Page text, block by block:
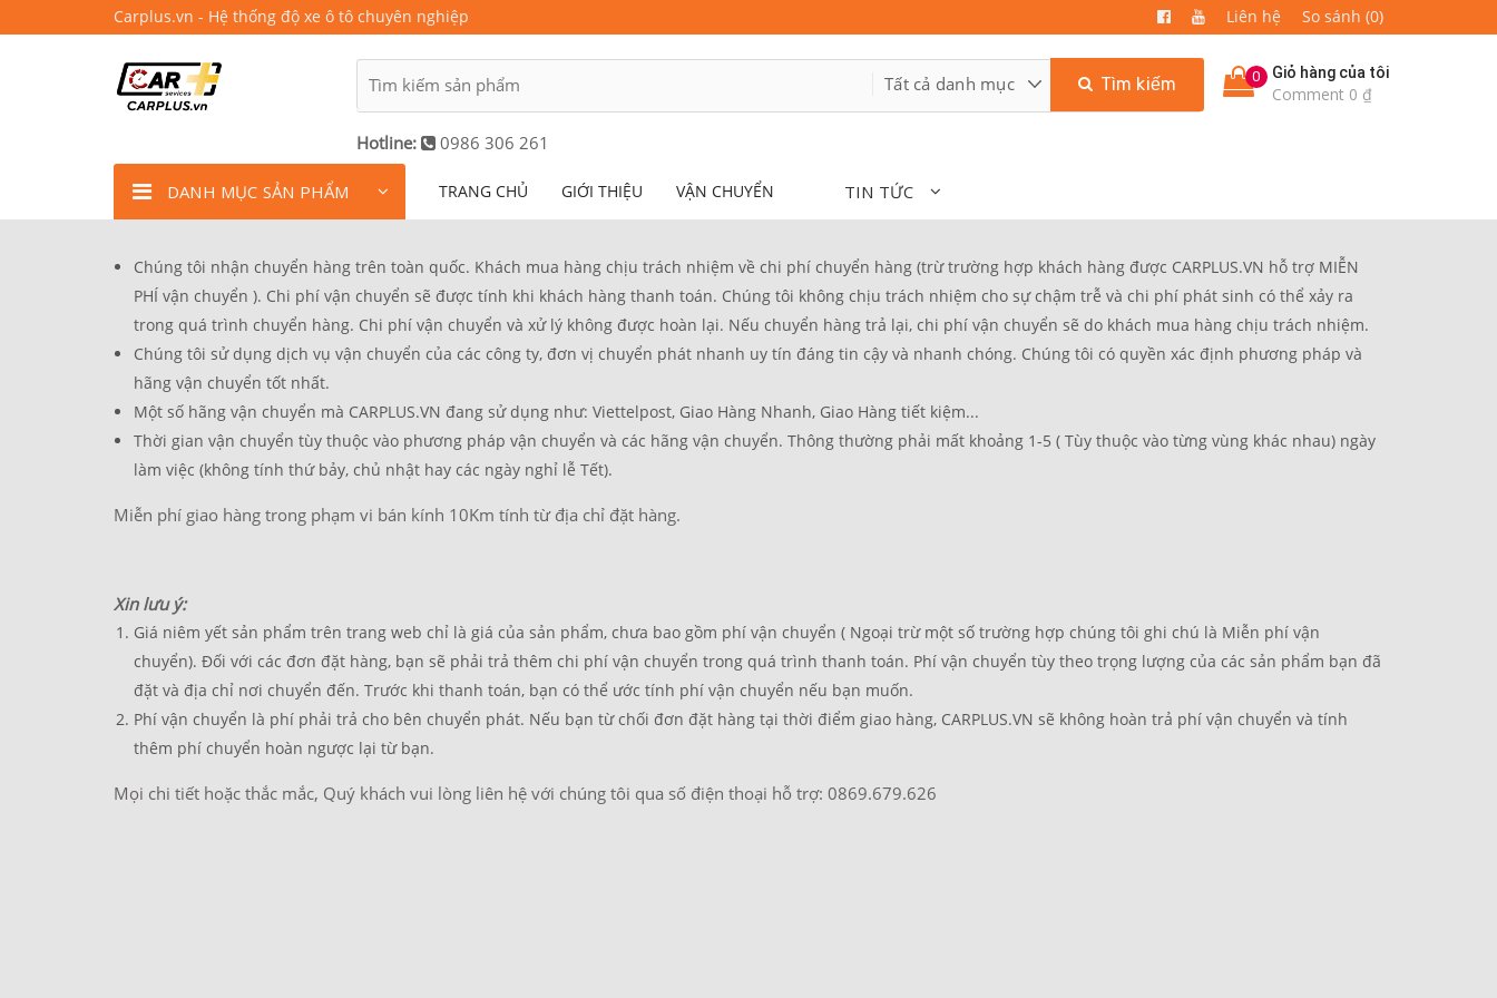
Carplus.vn - Hệ thống độ xe ô tô chuyên nghiệp Liên hệ So sánh (0)
0 Giỏ hàng của tôi
Comment 0 ₫
Tìm kiếm
Hotline: 0986 306 261
DANH MỤC SẢN PHẨM TRANG CHỦ GIỚI THIỆU VẬN CHUYỂN TIN TỨC
Chúng tôi nhận chuyển hàng trên toàn quốc. Khách mua hàng chịu trách nhiệm về chi phí chuyển hàng (trừ trường hợp khách hàng được CARPLUS.VN hỗ trợ MIỄN
PHÍ vận chuyển ). Chi phí vận chuyển sẽ được tính khi khách hàng thanh toán. Chúng tôi không chịu trách nhiệm cho sự chậm trễ và chi phí phát sinh có thể xảy ra
trong quá trình chuyển hàng. Chi phí vận chuyển và xử lý không được hoàn lại. Nếu chuyển hàng trả lại, chi phí vận chuyển sẽ do khách mua hàng chịu trách nhiệm.
Chúng tôi sử dụng dịch vụ vận chuyển của các công ty, đơn vị chuyển phát nhanh uy tín đáng tin cậy và nhanh chóng. Chúng tôi có quyền xác định phương pháp và
hãng vận chuyển tốt nhất.
Một số hãng vận chuyển mà CARPLUS.VN đang sử dụng như: Viettelpost, Giao Hàng Nhanh, Giao Hàng tiết kiệm...
Thời gian vận chuyển tùy thuộc vào phương pháp vận chuyển và các hãng vận chuyển. Thông thường phải mất khoảng 1-5 ( Tùy thuộc vào từng vùng khác nhau) ngày
làm việc (không tính thứ bảy, chủ nhật hay các ngày nghỉ lễ Tết).
Miễn phí giao hàng trong phạm vi bán kính 10Km tính từ địa chỉ đặt hàng.
Xin lưu ý:
Giá niêm yết sản phẩm trên trang web chỉ là giá của sản phẩm, chưa bao gồm phí vận chuyển ( Ngoại trừ một số trường hợp chúng tôi ghi chú là Miễn phí vận
chuyển). Đối với các đơn đặt hàng, bạn sẽ phải trả thêm chi phí vận chuyển trong quá trình thanh toán. Phí vận chuyển tùy theo trọng lượng của các sản phẩm bạn đã
đặt và địa chỉ nơi chuyển đến. Trước khi thanh toán, bạn có thể ước tính phí vận chuyển nếu bạn muốn.
Phí vận chuyển là phí phải trả cho bên chuyển phát. Nếu bạn từ chối đơn đặt hàng tại thời điểm giao hàng, CARPLUS.VN sẽ không hoàn trả phí vận chuyển và tính
thêm phí chuyển hoàn ngược lại từ bạn.
Mọi chi tiết hoặc thắc mắc, Quý khách vui lòng liên hệ với chúng tôi qua số điện thoại hỗ trợ: 0869.679.626